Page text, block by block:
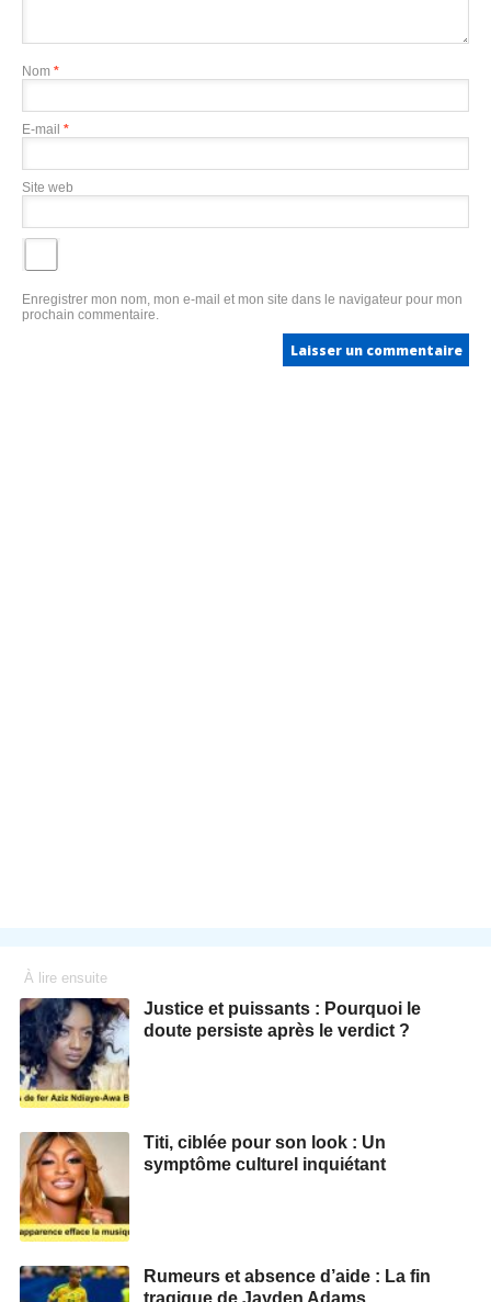
Nom *
E-mail *
Site web
Enregistrer mon nom, mon e-mail et mon site dans le navigateur pour mon
prochain commentaire.
À lire ensuite
Justice et puissants : Pourquoi le
doute persiste après le verdict ?
Titi, ciblée pour son look : Un
symptôme culturel inquiétant
Rumeurs et absence d’aide : La fin
tragique de Jayden Adams